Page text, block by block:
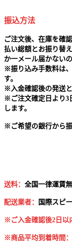
振込方法
ご注文後、在庫を確
払い総額とお振り替
か一メール届かない
※振り込み手数料は
す。
※ 入金確認後の発送と
※ ご注文確定日より3
します。
※ ご希望の銀行から
送料： 全国一律運賃
配送業者： 国 際スピ
※ご入金確認後2日以
※商品平均到着時間：